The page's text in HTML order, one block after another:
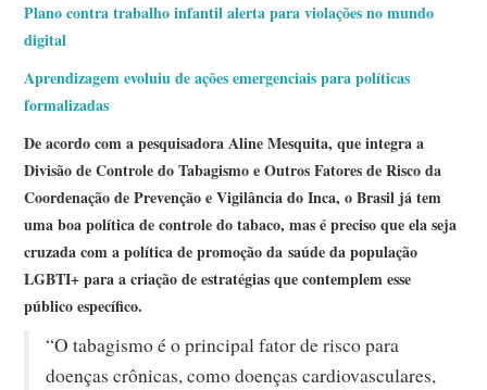
Plano contra trabalho infantil alerta para violações no mundo
digital
Aprendizagem evoluiu de ações emergenciais para políticas
formalizadas
De acordo com a pesquisadora Aline Mesquita, que integra a
Divisão de Controle do Tabagismo e Outros Fatores de Risco da
Coordenação de Prevenção e Vigilância do Inca, o Brasil já tem
uma boa política de controle do tabaco, mas é preciso que ela seja
cruzada com a política de promoção da saúde da população
LGBTI+ para a criação de estratégias que contemplem esse
público específico.
“O tabagismo é o principal fator de risco para
doenças crônicas, como doenças cardiovasculares,